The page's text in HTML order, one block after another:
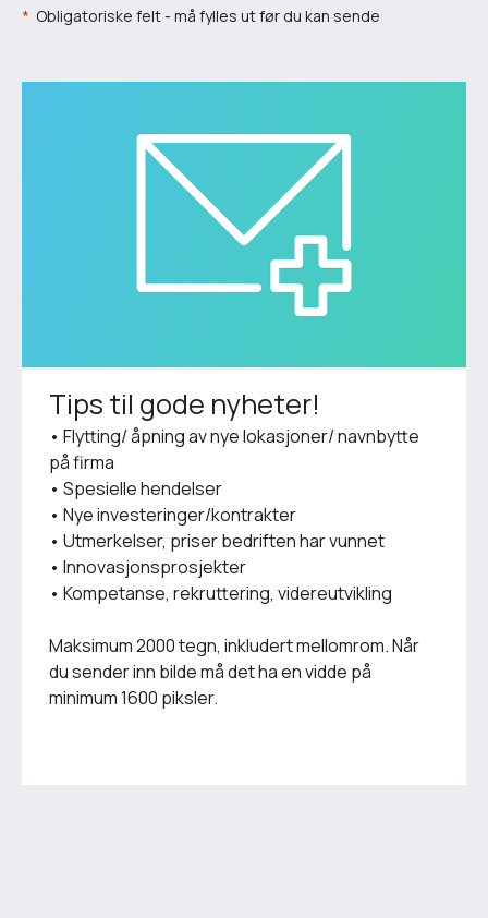
* Obligatoriske felt - må fylles ut før du kan sende
Tips til gode nyheter!
• Flytting/ åpning av nye lokasjoner/ navnbytte
på firma
• Spesielle hendelser
• Nye investeringer/kontrakter
• Utmerkelser, priser bedriften har vunnet
• Innovasjonsprosjekter
• Kompetanse, rekruttering, videreutvikling
Maksimum 2000 tegn, inkludert mellomrom. Når
du sender inn bilde må det ha en vidde på
minimum 1600 piksler.